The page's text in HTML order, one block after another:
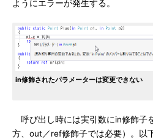
ようにエラーが発生する。
in修飾されたパラメーターは変更できない
呼び出し時には実引数にin修飾子
方、out／ref修飾子では必要）。以